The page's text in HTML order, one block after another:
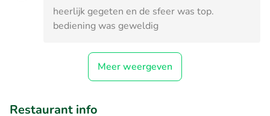
heerlijk gegeten en de sfeer was top.
bediening was geweldig
Meer weergeven
Restaurant info